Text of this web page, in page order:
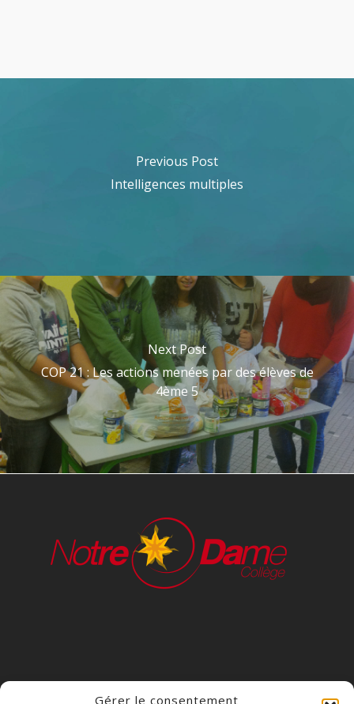
Gérer le consentement
Previous Post
Intelligences multiples
Next Post
COP 21 : Les actions menées par des élèves de
4ème 5